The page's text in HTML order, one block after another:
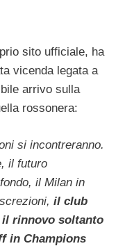
sito ufficiale, ha
vicenda legata a
arrivo sulla
rossonera:
si incontreranno.
il futuro
il Milan in
il club
rinnovo soltanto
in Champions